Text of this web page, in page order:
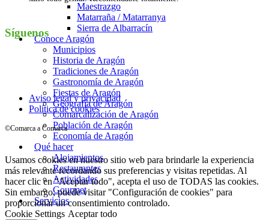
Maestrazgo
Matarraña / Matarranya
Sierra de Albarracín
Conoce Aragón
Municipios
Historia de Aragón
Tradiciones de Aragón
Gastronomía de Aragón
Fiestas de Aragón
Geografía de Aragón
Comarcalización de Aragón
Población de Aragón
Economía de Aragón
Qué hacer
Alojamientos
Restaurantes
Actividades
Gourmet
Servicios
Síguenos
Aviso legal y privacidad
Política de cookies
©Comarca a Comarca
Usamos cookies en nuestro sitio web para brindarle la experiencia
más relevante recordando sus preferencias y visitas repetidas. Al
hacer clic en "Aceptar todo", acepta el uso de TODAS las cookies.
Sin embargo, puede visitar "Configuración de cookies" para
proporcionar un consentimiento controlado.
Cookie Settings Aceptar todo